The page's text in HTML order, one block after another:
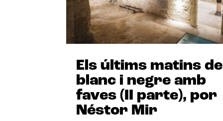
Els últims matins de
blanc i negre amb
faves (II parte), por
Néstor Mir